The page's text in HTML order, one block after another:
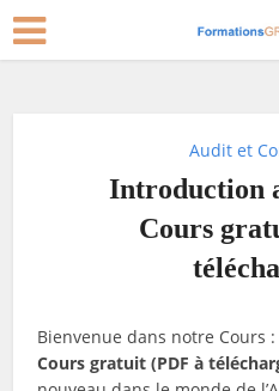
Audit et
Introduction
Cours
Bienvenue dans notre Cours :
Cours gratuit (PDF à